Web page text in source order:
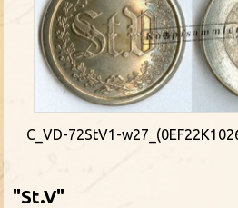
C_VD-72StV1-
"St.V"